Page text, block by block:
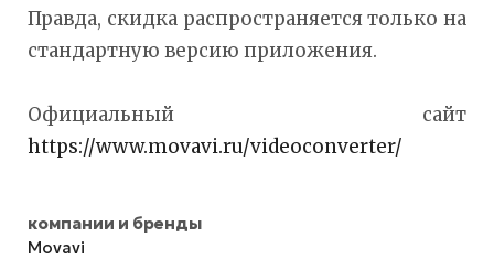
Правда, скидка распространяется только на
стандартную версию приложения.
Официальный сайт
https://www.movavi.ru/videoconverter/
компании и бренды
Movavi